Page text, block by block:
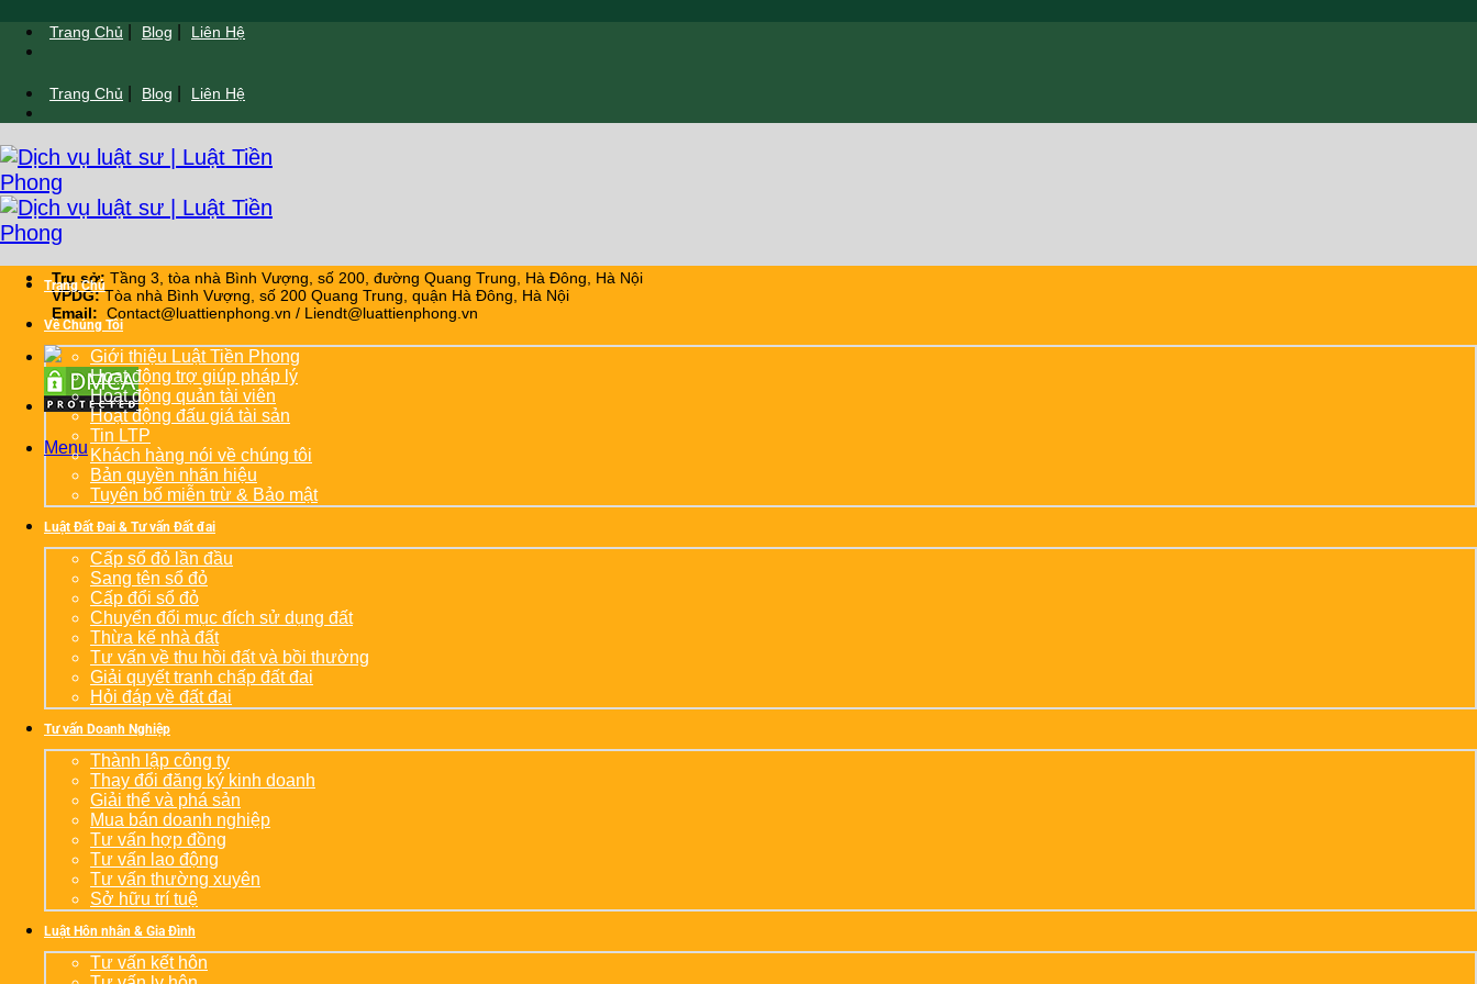
Chuyển
đến
dung
Trang Chủ Blog Liên Hệ
Trang Chủ Blog Liên Hệ
Trụ sở: Tầng 3, tòa nhà Bình Vượng, số 200, đường Quang Trung, Hà Đông, Hà Nội
VPDG:Tòa nhà Bình Vượng, số 200 Quang Trung, quận Hà Đông, Hà Nội
Email: Contact@luattienphong.vn / Liendt@luattienphong.vn
Menu
Trang Chủ
Về Chúng Tôi
Giới thiệu Luật Tiền Phong
Hoạt động trợ giúp pháp lý
Hoạt động quản tài viên
Hoạt động đấu giá tài sản
Tin LTP
Khách hàng nói về chúng tôi
Bản quyền nhãn hiệu
Tuyên bố miễn trừ & Bảo mật
Luật Đất Đai & Tư vấn Đất đai
Cấp sổ đỏ lần đầu
Sang tên sổ đỏ
Cấp đổi sổ đỏ
Chuyển đổi mục đích sử dụng đất
Thừa kế nhà đất
Tư vấn về thu hồi đất và bồi thường
Giải quyết tranh chấp đất đai
Hỏi đáp về đất đai
Tư vấn Doanh Nghiệp
Thành lập công ty
Thay đổi đăng ký kinh doanh
Giải thể và phá sản
Mua bán doanh nghiệp
Tư vấn hợp đồng
Tư vấn lao động
Tư vấn thường xuyên
Sở hữu trí tuệ
Luật Hôn nhân & Gia Đình
Tư vấn kết hôn